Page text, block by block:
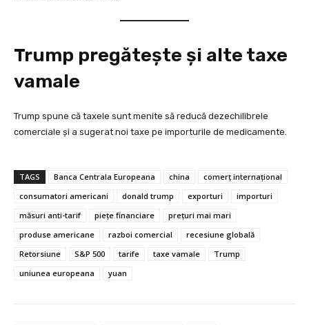
Trump pregătește și alte taxe
vamale
Trump spune că taxele sunt menite să reducă dezechilibrele
comerciale și a sugerat noi taxe pe importurile de medicamente.
TAGS Banca Centrala Europeana china
comerț internațional
consumatori americani
donald trump exporturi
importuri
măsuri anti-tarif
piețe financiare
prețuri mai mari
produse americane
razboi comercial
recesiune globală
Retorsiune
S&P 500 tarife taxe vamale
Trump
uniunea europeana
yuan